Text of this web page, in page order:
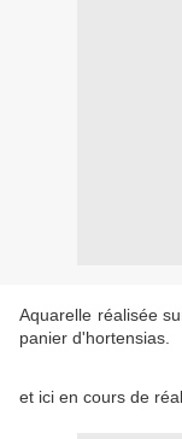
Aquarelle réalisée
panier d'hortensias.
et ici en cours de